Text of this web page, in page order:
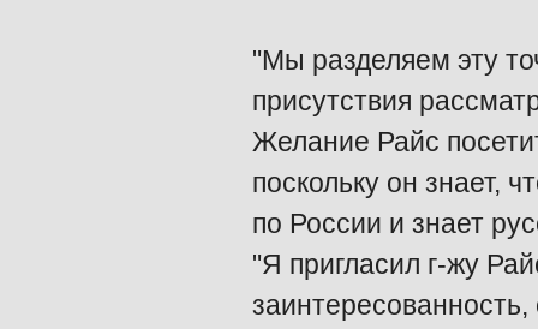
"Мы разделяем эту
присутствия
Желание Райс
поскольку он знает,
по России и знает
"Я пригласил г-жу